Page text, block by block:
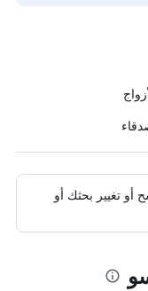
أو تغيير بحثك أو